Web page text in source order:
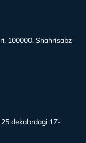
100000, Shahrisabz
dekabrdagi 17-